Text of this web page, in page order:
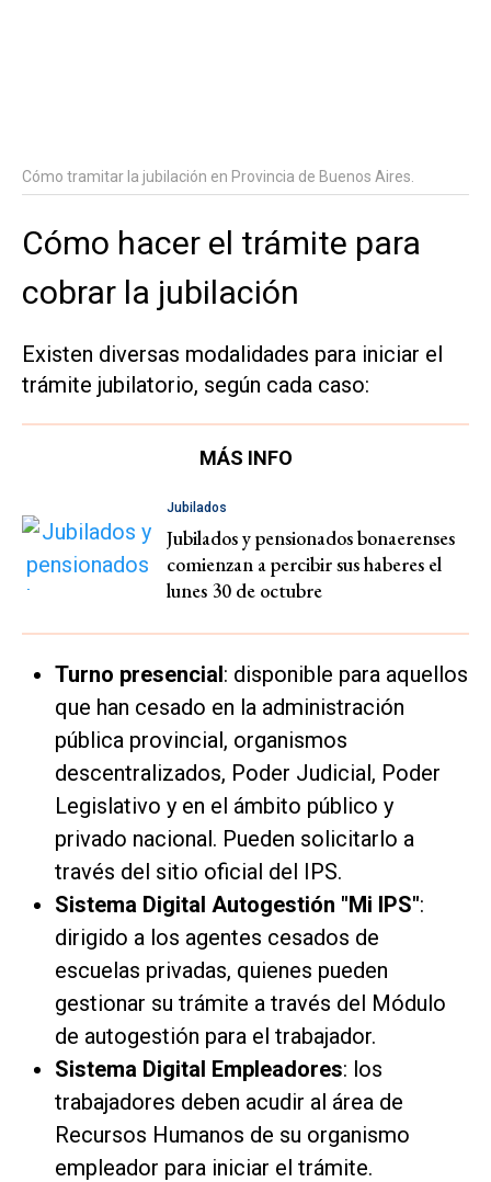
Cómo tramitar la jubilación en Provincia de Buenos Aires.
Cómo hacer el trámite para
cobrar la jubilación
Existen diversas modalidades para iniciar el
trámite jubilatorio, según cada caso:
MÁS INFO
Jubilados
Jubilados y pensionados bonaerenses
comienzan a percibir sus haberes el
lunes 30 de octubre
Turno presencial: disponible para aquellos
que han cesado en la administración
pública provincial, organismos
descentralizados, Poder Judicial, Poder
Legislativo y en el ámbito público y
privado nacional. Pueden solicitarlo a
través del sitio oficial del IPS.
Sistema Digital Autogestión "Mi IPS":
dirigido a los agentes cesados de
escuelas privadas, quienes pueden
gestionar su trámite a través del Módulo
de autogestión para el trabajador.
Sistema Digital Empleadores: los
trabajadores deben acudir al área de
Recursos Humanos de su organismo
empleador para iniciar el trámite.